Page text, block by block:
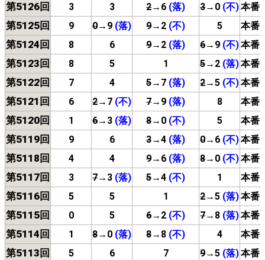
第5126回 3 3 2→6 (落) 3→0 (不)本番
第5125回 9 0→9 (落) 9→2 (不) 5 本番
第5124回 8 6 9→2 (落) 6→9 (不)本番
第5123回 8 5 1 5→2 (落)本番
第5122回 7 4 5→7 (落) 2→5 (不)本番
第5121回 6 2→7 (不) 7→9 (落) 8 本番
第5120回 1 6→3 (落) 8→0 (不) 5 本番
第5119回 9 6 3→4 (落) 0→6 (不)本番
第5118回 4 4 9→6 (落) 8→0 (不)本番
第5117回 3 7→3 (落) 5→4 (不) 1 本番
第5116回 5 5 1 2→5 (落)本番
第5115回 0 5 6→2 (不) 7→8 (落)本番
第5114回 1 8→0 (落) 8→8 (不) 4 本番
第5113回 5 6 7 9→5 (落)本番